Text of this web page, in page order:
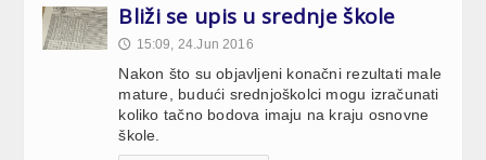
Bliži se upis u srednje škole
🕔 15:09, 24.Jun 2016
Nakon što su objavljeni konačni rezultati male
mature, budući srednjoškolci mogu izračunati
koliko tačno bodova imaju na kraju osnovne
škole.